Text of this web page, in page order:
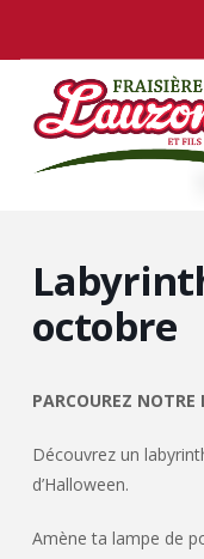
octobre
PARCOUREZ
Découvrez un
d’Halloween.
Amène ta lampe de